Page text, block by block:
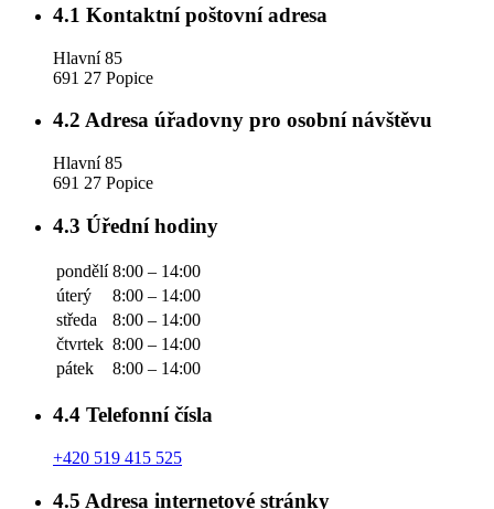
4.1 Kontaktní poštovní adresa
Hlavní 85
691 27 Popice
4.2 Adresa úřadovny pro osobní návštěvu
Hlavní 85
691 27 Popice
4.3 Úřední hodiny
pondělí 8:00 – 14:00
úterý
8:00 – 14:00
středa
8:00 – 14:00
čtvrtek 8:00 – 14:00
pátek
8:00 – 14:00
4.4 Telefonní čísla
+420 519 415 525
4.5 Adresa internetové stránky